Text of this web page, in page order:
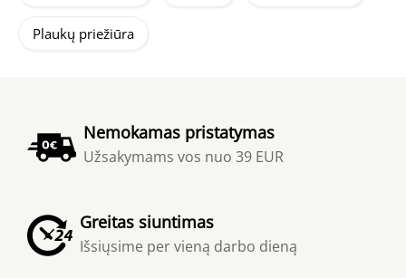
Plaukų priežiūra
Nemokamas pristatymas
Užsakymams vos nuo 39 EUR
Greitas siuntimas
Išsiųsime per vieną darbo dieną